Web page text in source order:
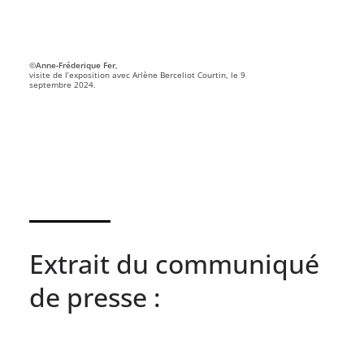
©Anne-Fréderique Fer,
visite de l’exposition avec Arlène Berceliot Courtin, le 9
septembre 2024.
Extrait du communiqué
de presse :